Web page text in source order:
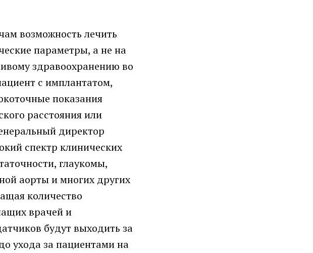
возможность лечить
параметры, а не на
здравоохранению во
с имплантатом,
показания
расстояния или
директор
спектр клинических
глаукомы,
аорты и многих других
количество
врачей и
будут выходить за
ухода за пациентами на